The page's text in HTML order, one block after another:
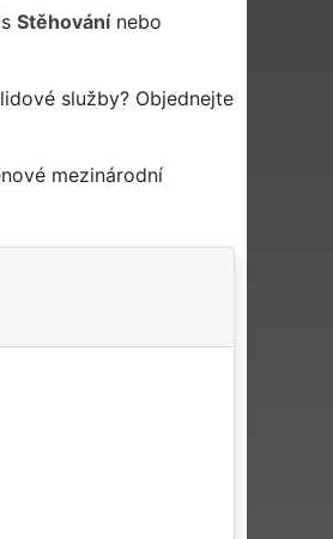
Stěhovánínebo
služby? Objednejte
mezinárodní